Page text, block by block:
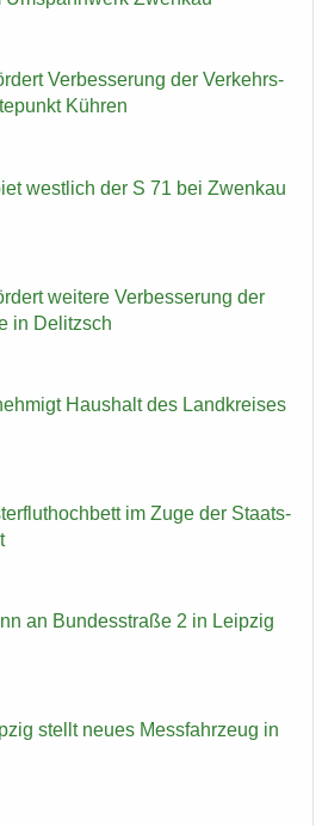
Ver­bes­se­rung der Ver­kehrs­
Küh­ren
west­lich der S 71 bei Zwenkau
wei­te­re Ver­bes­se­rung der
in De­litzsch
Haus­halt des Land­krei­ses
im Zuge der Staats­
an Bun­des­stra­ße 2 in Leip­zig
stellt neues Mess­fahr­zeug in